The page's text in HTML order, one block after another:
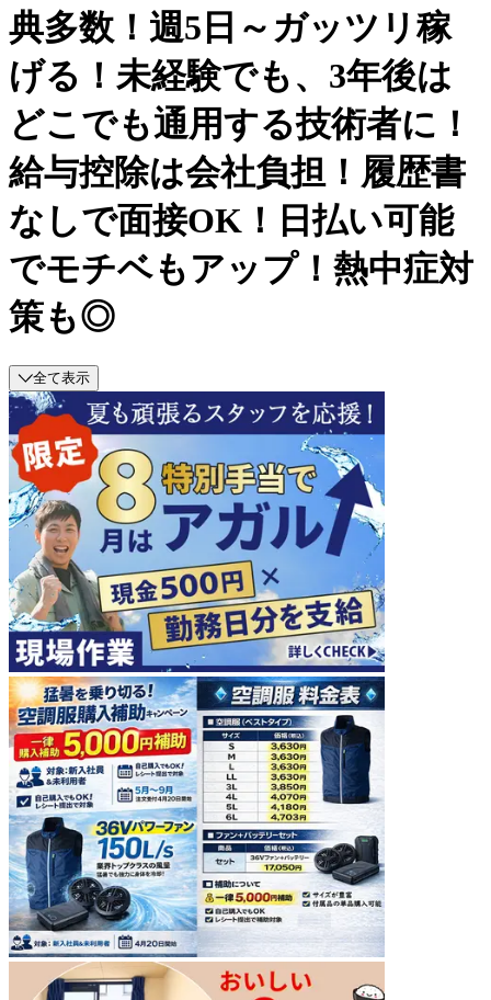
典多数！週5日～ガッツリ稼
げる！未経験でも、3年後は
どこでも通用する技術者に！
給与控除は会社負担！履歴書
なしで面接OK！日払い可能
でモチベもアップ！熱中症対
策も◎
全て表示